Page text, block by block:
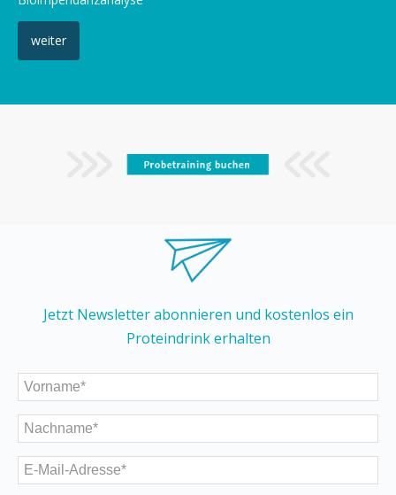
weiter
Jetzt Newsletter abonnieren und kostenlos ein
Proteindrink erhalten
Bitte nicht ausfüllen